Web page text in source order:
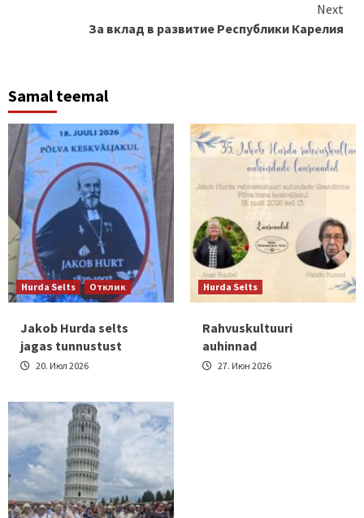
Reading
Next
За вклад в развитие Республики Карелия
Samal teemal
Hurda Selts Отклик
Jakob Hurda selts
jagas tunnustust
20. Июл 2026
Hurda Selts
Rahvuskultuuri
auhinnad
27. Июн 2026